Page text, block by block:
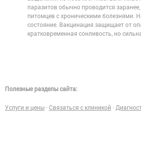
паразитов обычно проводится
питомцев с хроническими болезнями.
состояние. Вакцинация защищает от
кратковременная сонливость, но
Полезные разделы сайта:
Услуги и цены · Связаться с клиникой ·